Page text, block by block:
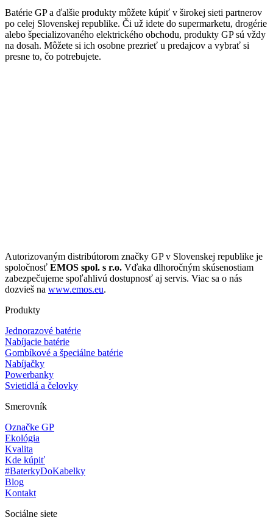
Batérie GP a ďalšie produkty môžete kúpiť v širokej sieti partnerov
po celej Slovenskej republike. Či už idete do supermarketu, drogérie
alebo špecializovaného elektrického obchodu, produkty GP sú vždy
na dosah. Môžete si ich osobne prezrieť u predajcov a vybrať si
presne to, čo potrebujete.
Autorizovaným distribútorom značky GP v Slovenskej republike je
spoločnosť EMOS spol. s r.o. Vďaka dlhoročným skúsenostiam
zabezpečujeme spoľahlivú dostupnosť aj servis. Viac sa o nás
dozvieš na www.emos.eu.
Produkty
Jednorazové batérie
Nabíjacie batérie
Gombíkové a špeciálne batérie
Nabíjačky
Powerbanky
Svietidlá a čelovky
Smerovník
Označke GP
Ekológia
Kvalita
Kde kúpiť
#BaterkyDoKabelky
Blog
Kontakt
Sociálne siete